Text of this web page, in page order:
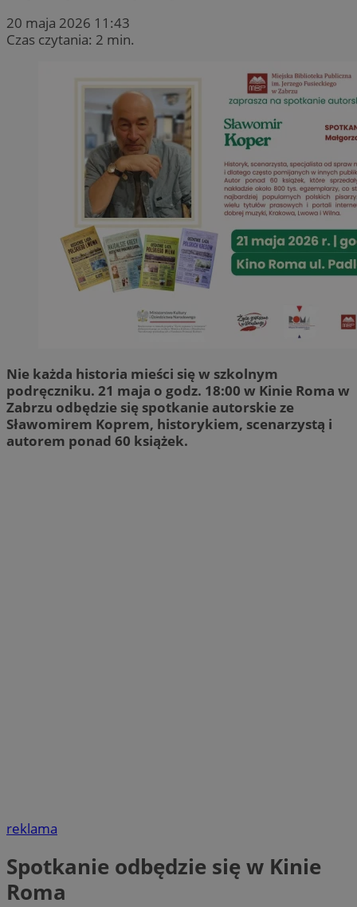
20 maja 2026 11:43
Czas czytania: 2 min.
Nie każda historia mieści się w szkolnym
podręczniku. 21 maja o godz. 18:00 w Kinie Roma w
Zabrzu odbędzie się spotkanie autorskie ze
Sławomirem Koprem, historykiem, scenarzystą i
autorem ponad 60 książek.
reklama
Spotkanie odbędzie się w Kinie
Roma